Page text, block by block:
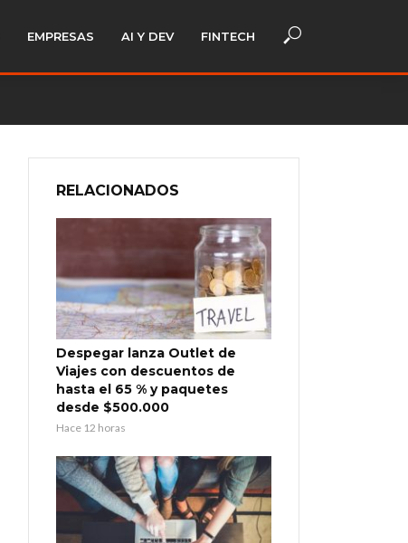
EMPRESAS AI Y DEV FINTECH
RELACIONADOS
Despegar lanza Outlet de
Viajes con descuentos de
hasta el 65 % y paquetes
desde $500.000
Hace 12 horas